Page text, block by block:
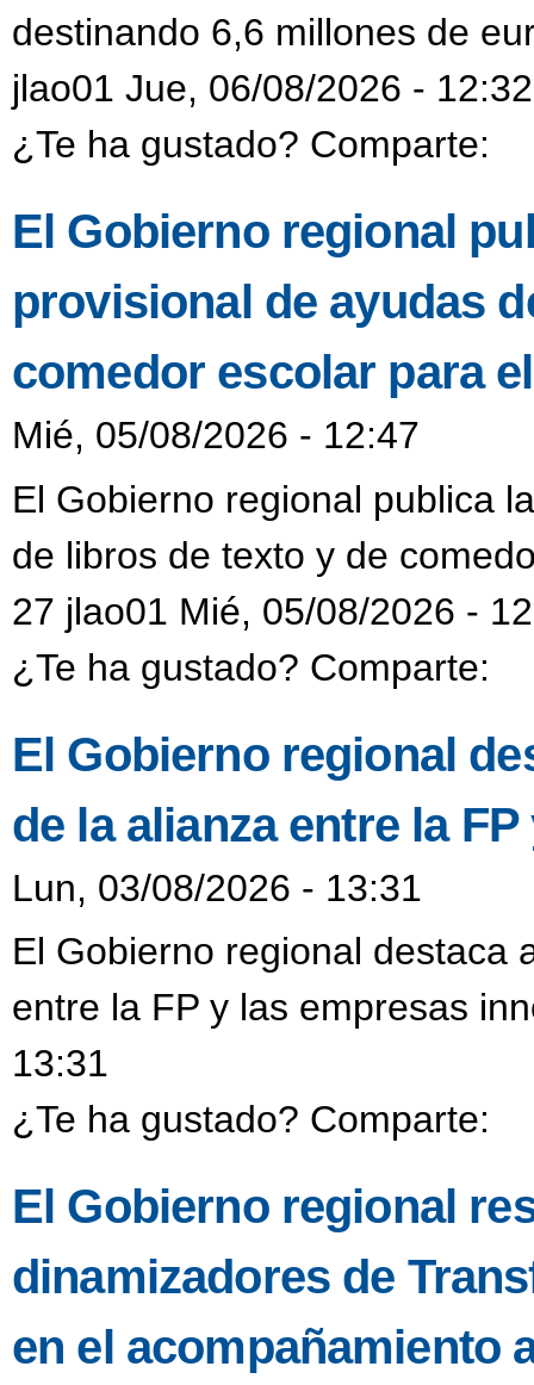
destinando 6,6 millones de
jlao01 Jue, 06/08/2026 - 12:32
¿Te ha gustado? Comparte:
El Gobierno regional
provisional de ayudas
comedor escolar para
Mié, 05/08/2026 - 12:47
El Gobierno regional publica
de libros de texto y de
27 jlao01 Mié, 05/08/2026 -
¿Te ha gustado? Comparte:
El Gobierno regional
de la alianza entre la
Lun, 03/08/2026 - 13:31
El Gobierno regional destaca
entre la FP y las empresas
13:31
¿Te ha gustado? Comparte:
El Gobierno regional
dinamizadores de
en el acompañamiento